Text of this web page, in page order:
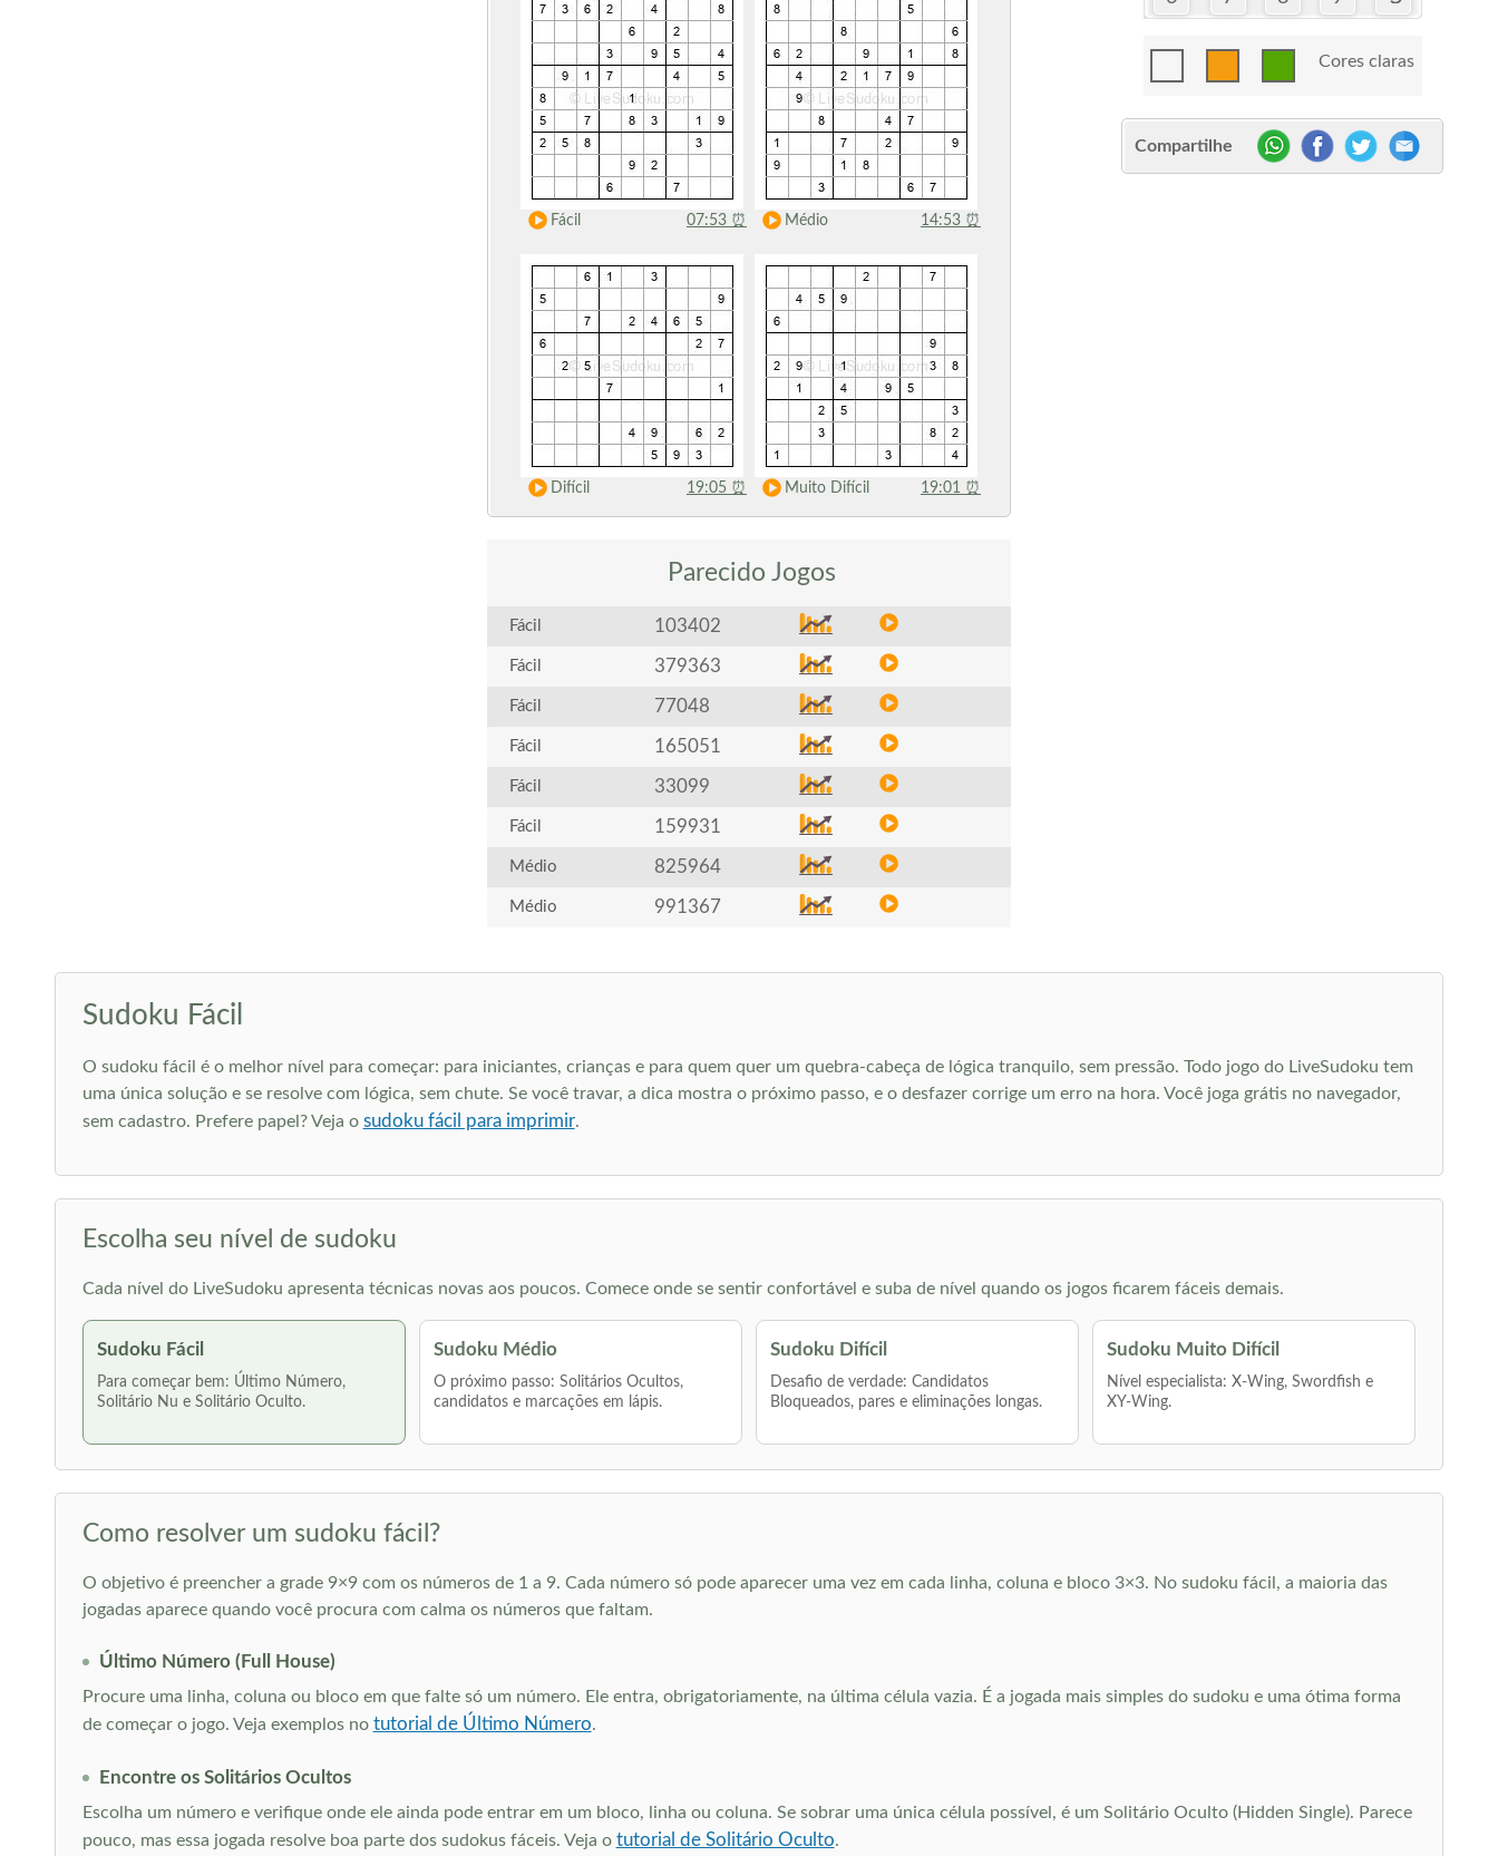
Fácil 07:53 ⏰ Médio 14:53 ⏰
Difícil 19:05 ⏰ Muito Difícil 19:01 ⏰
ParecidoJogos
Fácil 103402
Fácil 379363
Fácil 77048
Fácil 165051
Fácil 33099
Fácil 159931
Médio 825964
Médio 991367
Cores claras
Compartilhe
Sudoku Fácil
O sudoku fácil é o melhor nível para começar: para iniciantes, crianças e para quem quer um quebra-cabeça de lógica tranquilo, sem pressão. Todo jogo do LiveSudoku tem
uma única solução e se resolve com lógica, sem chute. Se você travar, a dica mostra o próximo passo, e o desfazer corrige um erro na hora. Você joga grátis no navegador,
sem cadastro. Prefere papel? Veja o sudoku fácil para imprimir.
Escolha seu nível de sudoku
Cada nível do LiveSudoku apresenta técnicas novas aos poucos. Comece onde se sentir confortável e suba de nível quando os jogos ficarem fáceis demais.
Sudoku Fácil
Para começar bem: Último Número,
Solitário Nu e Solitário Oculto.
Sudoku Médio
O próximo passo: Solitários Ocultos,
candidatos e marcações em lápis.
Sudoku Difícil
Desafio de verdade: Candidatos
Bloqueados, pares e eliminações longas.
Sudoku Muito Difícil
Nível especialista: X-Wing, Swordfish e
XY-Wing.
Como resolver um sudoku fácil?
O objetivo é preencher a grade 9×9 com os números de 1 a 9. Cada número só pode aparecer uma vez em cada linha, coluna e bloco 3×3. No sudoku fácil, a maioria das
jogadas aparece quando você procura com calma os números que faltam.
Último Número (Full House)
Procure uma linha, coluna ou bloco em que falte só um número. Ele entra, obrigatoriamente, na última célula vazia. É a jogada mais simples do sudoku e uma ótima forma
de começar o jogo. Veja exemplos no tutorial de Último Número.
Encontre os Solitários Ocultos
Escolha um número e verifique onde ele ainda pode entrar em um bloco, linha ou coluna. Se sobrar uma única célula possível, é um Solitário Oculto (Hidden Single). Parece
pouco, mas essa jogada resolve boa parte dos sudokus fáceis. Veja o tutorial de Solitário Oculto.